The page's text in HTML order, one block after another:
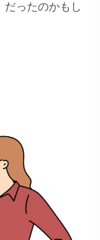
だったのかもし